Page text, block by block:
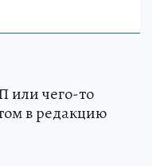
или чего-то
в редакцию